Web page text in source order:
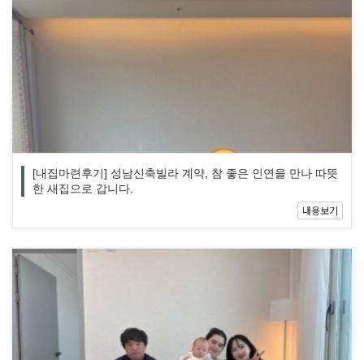
[내집마련후기] 성남신축빌라 계약, 참 좋은 인연을 만나 따뜻
한 새집으로 갑니다.
내용보기